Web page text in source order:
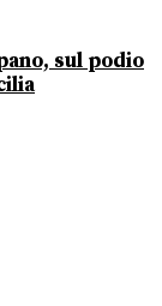
sul podio